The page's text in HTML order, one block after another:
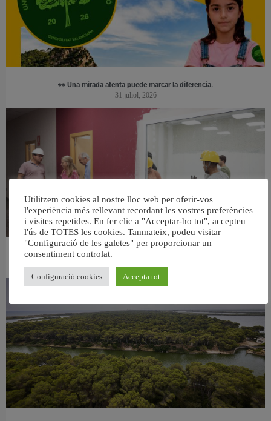
👀 Una mirada atenta puede marcar la diferencia.
31 juliol, 2026
València ultima el nou centre per a persones majors del barri de Sant Antoni
6 agost, 2026
Utilitzem cookies al nostre lloc web per oferir-vos
l'experiència més rellevant recordant les vostres preferències
i visites repetides. En fer clic a "Acceptar-ho tot", accepteu
l'ús de TOTES les cookies. Tanmateix, podeu visitar
"Configuració de les galetes" per proporcionar un
consentiment controlat.
Configuració cookies Accepta tot